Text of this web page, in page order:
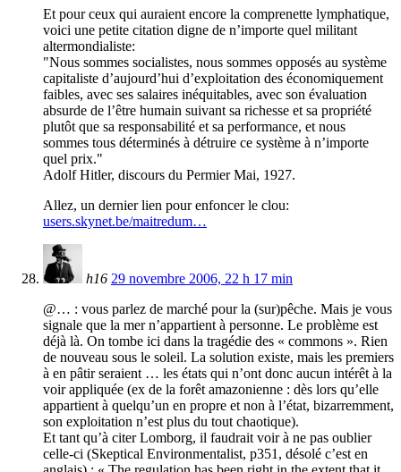
Et pour ceux qui auraient encore la comprenette lymphatique,
voici une petite citation digne de n’importe quel militant
altermondialiste:
"Nous sommes socialistes, nous sommes opposés au système
capitaliste d’aujourd’hui d’exploitation des économiquement
faibles, avec ses salaires inéquitables, avec son évaluation
absurde de l’être humain suivant sa richesse et sa propriété
plutôt que sa responsabilité et sa performance, et nous
sommes tous déterminés à détruire ce système à n’importe
quel prix."
Adolf Hitler, discours du Permier Mai, 1927.
Allez, un dernier lien pour enfoncer le clou:
users.skynet.be/maitredum…
h16 29 novembre 2006, 22 h 17 min
@… : vous parlez de marché pour la (sur)pêche. Mais je vous
signale que la mer n’appartient à personne. Le problème est
déjà là. On tombe ici dans la tragédie des « commons ». Rien
de nouveau sous le soleil. La solution existe, mais les premiers
à en pâtir seraient … les états qui n’ont donc aucun intérêt à la
voir appliquée (ex de la forêt amazonienne : dès lors qu’elle
appartient à quelqu’un en propre et non à l’état, bizarremment,
son exploitation n’est plus du tout chaotique).
Et tant qu’à citer Lomborg, il faudrait voir à ne pas oublier
celle-ci (Skeptical Environmentalist, p351, désolé c’est en